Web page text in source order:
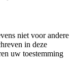
niet voor andere
in deze
uw toestemming